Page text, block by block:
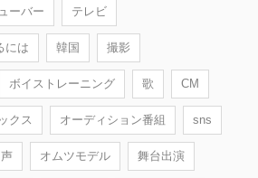
ーバー テレビ
には 韓国 撮影
ボイストレーニング 歌 CM
クス オーディション番組 sns
声 オムツモデル 舞台出演